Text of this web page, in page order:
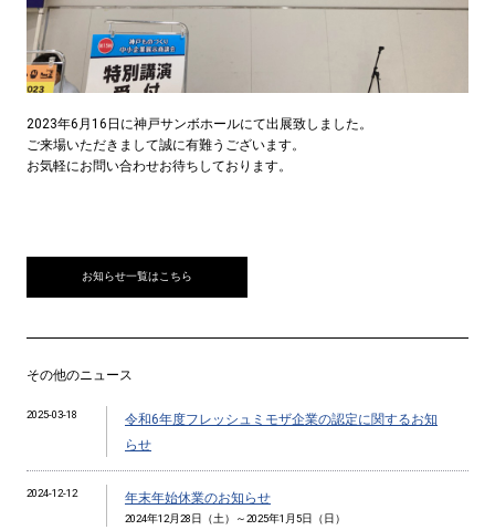
2023年6月16日に神戸サンボホールにて出展致しました。
ご来場いただきまして誠に有難うございます。
お気軽にお問い合わせお待ちしております。
お知らせ一覧はこちら
その他のニュース
2025-03-18
令和6年度フレッシュミモザ企業の認定に関するお知
らせ
2024-12-12 年末年始休業のお知らせ
2024年12月28日（土）～2025年1月5日（日）